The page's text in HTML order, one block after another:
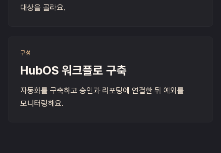
대상을 골라요.
구성
HubOS 워크플로 구축
자동화를 구축하고 승인과 리포팅에 연결한 뒤 예외를
모니터링해요.